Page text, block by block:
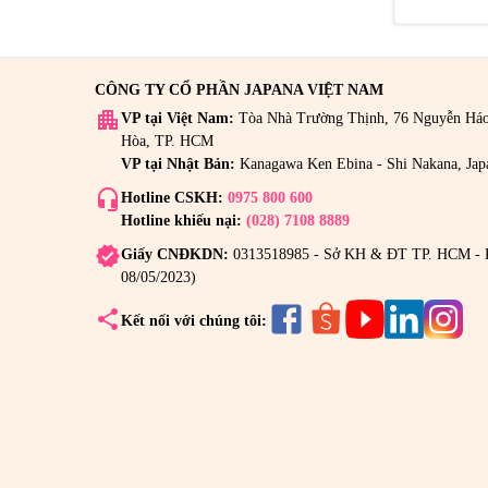
CÔNG TY CỔ PHẦN JAPANA VIỆT NAM
apartment VP tại Việt Nam: Tòa Nhà Trường Thịnh, 76 Nguyễn
Hòa, TP. HCM
VP tại Nhật Bản: Kanagawa Ken Ebina - Shi Nakana,
headset_mic Hotline CSKH: 0975 800 600
Hotline khiếu nại: (028) 7108 8889
verifiedGiấy CNĐKDN: 0313518985 - Sở KH & ĐT TP. HCM -
08/05/2023)
share Kết nối với chúng tôi: